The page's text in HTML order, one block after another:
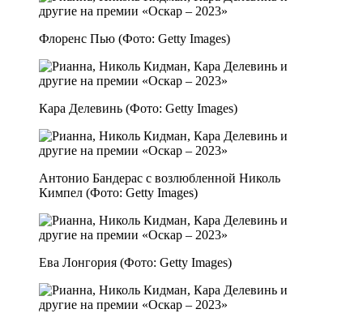
Флоренс Пью (Фото: Getty Images)
Кара Делевинь (Фото: Getty Images)
Антонио Бандерас с возлюбленной Николь
Кимпел (Фото: Getty Images)
Ева Лонгория (Фото: Getty Images)